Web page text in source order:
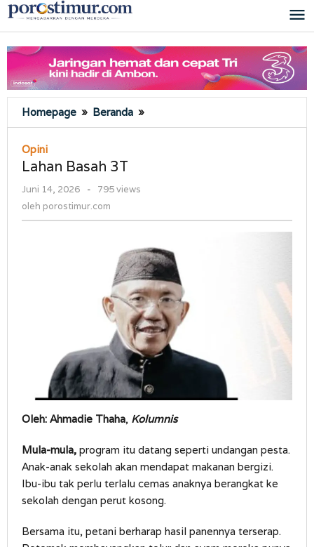
Lewati
ke
Homepage » Beranda »
Basah
Opini
Lahan Basah 3T
Juni 14, 2026
oleh
-
795 views
oleh porostimur.com
Oleh: Ahmadie Thaha, Kolumnis
Mula-mula, program itu datang seperti undangan pesta.
Anak-anak sekolah akan mendapat makanan bergizi.
Ibu-ibu tak perlu terlalu cemas anaknya berangkat ke
sekolah dengan perut kosong.
Bersama itu, petani berharap hasil panennya terserap.